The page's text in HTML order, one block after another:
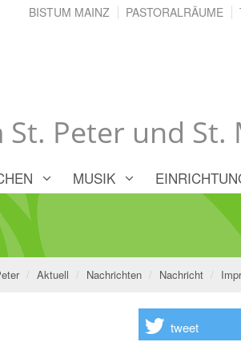
St. Peter und
BISTUM MAINZ PASTORALRÄUME
MUSIK
Aktuell Nachrichten Nachricht
tweet